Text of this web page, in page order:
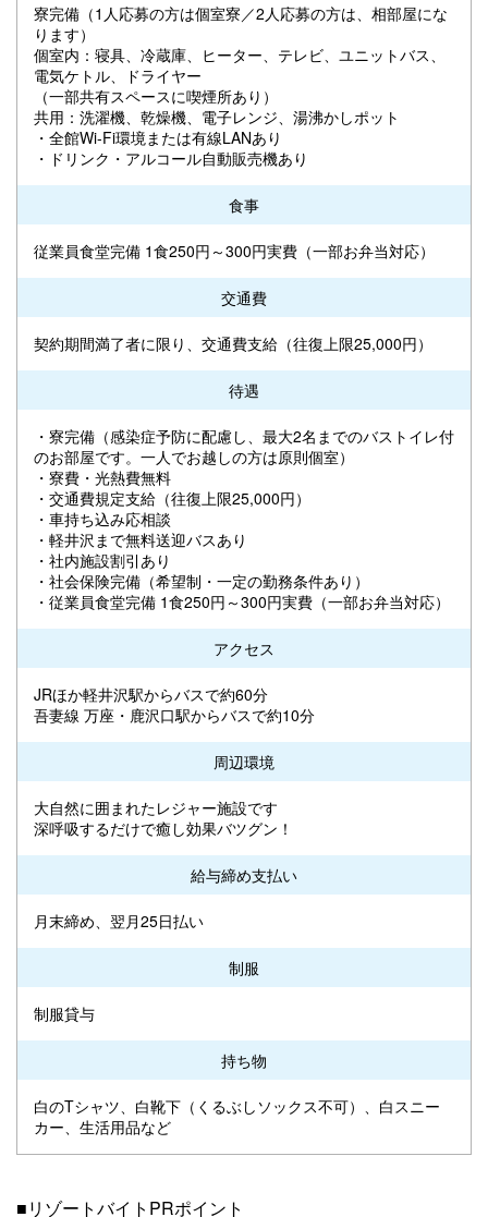
寮完備（1人応募の方は個室寮／2人応募の方は、相部屋にな
ります）
個室内：寝具、冷蔵庫、ヒーター、テレビ、ユニットバス、
電気ケトル、ドライヤー
（一部共有スペースに喫煙所あり）
共用：洗濯機、乾燥機、電子レンジ、湯沸かしポット
・全館Wi-Fi環境または有線LANあり
・ドリンク・アルコール自動販売機あり
食事
従業員食堂完備 1食250円～300円実費（一部お弁当対応）
交通費
契約期間満了者に限り、交通費支給（往復上限25,000円）
待遇
・寮完備（感染症予防に配慮し、最大2名までのバストイレ付
のお部屋です。一人でお越しの方は原則個室）
・寮費・光熱費無料
・交通費規定支給（往復上限25,000円）
・車持ち込み応相談
・軽井沢まで無料送迎バスあり
・社内施設割引あり
・社会保険完備（希望制・一定の勤務条件あり）
・従業員食堂完備 1食250円～300円実費（一部お弁当対応）
アクセス
JRほか軽井沢駅からバスで約60分
吾妻線 万座・鹿沢口駅からバスで約10分
周辺環境
大自然に囲まれたレジャー施設です
深呼吸するだけで癒し効果バツグン！
給与締め支払い
月末締め、翌月25日払い
制服
制服貸与
持ち物
白のTシャツ、白靴下（くるぶしソックス不可）、白スニー
カー、生活用品など
■リゾートバイトPRポイント